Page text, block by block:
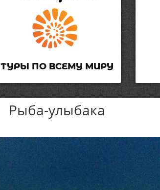
ТУРЫ ПО ВСЕМУ МИРУ
Рыба-улыбака